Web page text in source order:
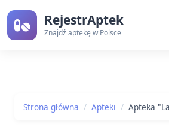
RejestrAptek
Znajdź aptekę w Polsce
Strona główna Apteki Apteka